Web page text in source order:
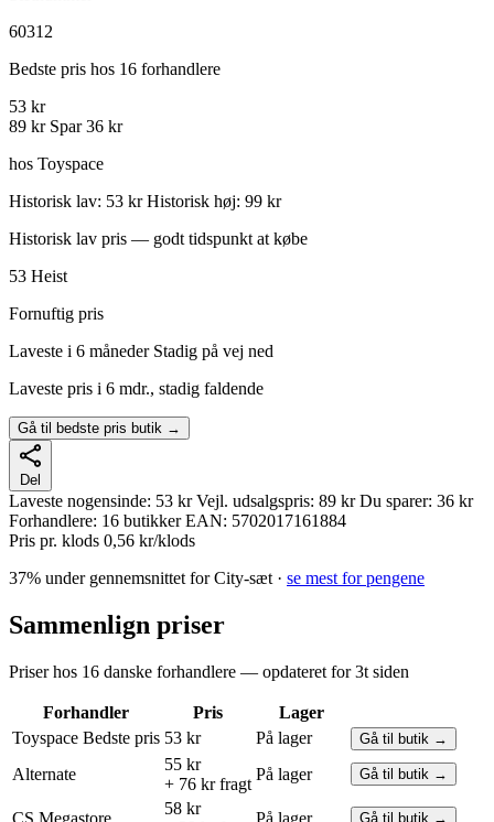
60312
Bedste pris hos 16 forhandlere
53 kr
89 kr Spar 36 kr
hos Toyspace
Historisk lav: 53 kr Historisk høj: 99 kr
Historisk lav pris — godt tidspunkt at købe
53 Heist
Fornuftig pris
Laveste i 6 måneder Stadig på vej ned
Laveste pris i 6 mdr., stadig faldende
Gå til bedste pris butik →
Del
Laveste nogensinde: 53 kr Vejl. udsalgspris: 89 kr Du sparer: 36 kr
Forhandlere: 16 butikker EAN: 5702017161884
Pris pr. klods 0,56 kr/klods
37% under gennemsnittet for City-sæt · se mest for pengene
Sammenlign priser
Priser hos 16 danske forhandlere — opdateret for 3t siden
Forhandler Pris
Lager
Toyspace Bedste pris 53 kr På lager Gå til butik →
Alternate
55 kr
+ 76 kr fragt
På lager Gå til butik →
CS Megastore
58 kr
På lager Gå til butik →